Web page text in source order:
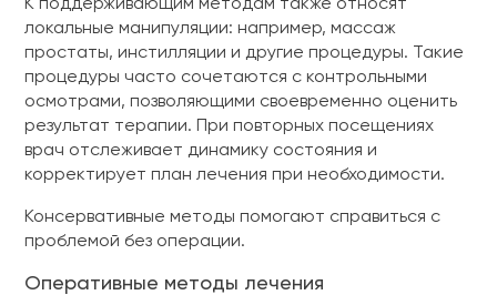
К поддерживающим методам также относят
локальные манипуляции: например, массаж
простаты, инстилляции и другие процедуры. Такие
процедуры часто сочетаются с контрольными
осмотрами, позволяющими своевременно оценить
результат терапии. При повторных посещениях
врач отслеживает динамику состояния и
корректирует план лечения при необходимости.
Консервативные методы помогают справиться с
проблемой без операции.
Оперативные методы лечения